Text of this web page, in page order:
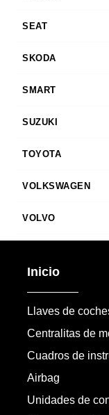
SEAT
SKODA
SMART
SUZUKI
TOYOTA
VOLKSWAGEN
VOLVO
Inicio
Llaves de
Centralitas de
Cuadros de
Airbag
Unidades de